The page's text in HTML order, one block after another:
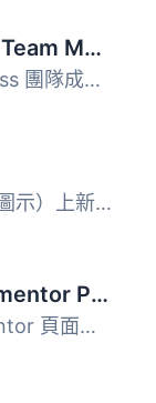
WP Team – WordPress Team Member Plugin
WP Team 是一款 WordPress 團隊成員展示外掛，提供多種樣式與...
此外掛會在自訂器（如社交圖示）上新增一些額外選項，並為以...
Team Members for Elementor Page Builder
Team members 是 Elementor 頁面建構器的外掛。透過這個擴充...